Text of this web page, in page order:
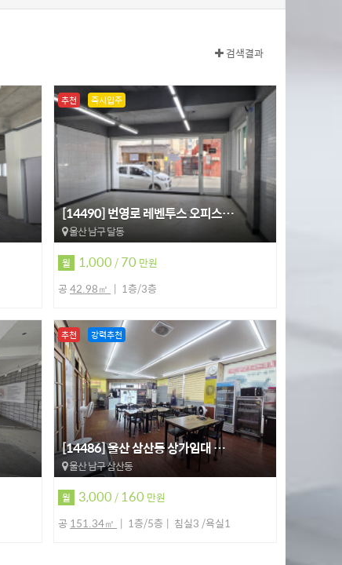
검색결과
[14490] 번영로 레벤투스 오피스…
울산 남구 달동
추천 즉시입주
월 1,000/70 만원
공42.98㎡ 1층/3층
[14486] 울산 삼산동 상가임대 …
울산 남구 삼산동
추천 강력추천
월 3,000/ 160 만원
공 151.34㎡ 1층/5층 침실3 /욕실1